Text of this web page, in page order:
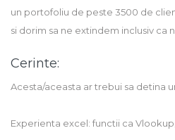
un portofoliu de peste 3500 de
si dorim sa ne extindem inclusiv ca
Cerinte:
Acesta/aceasta ar trebui sa detina
Experienta excel: functii ca